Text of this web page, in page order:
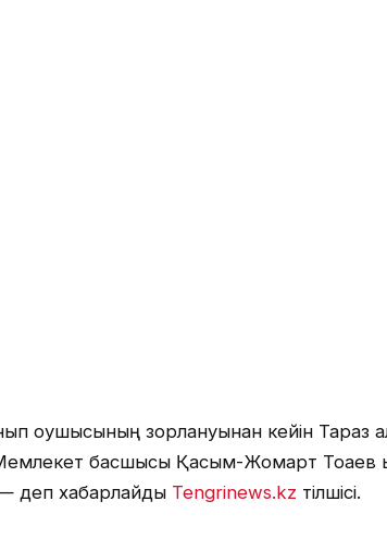
оқушысының зорлануынан кейін Тараз
басшысы Қасым-Жомарт Тоқаев
деп хабарлайды Tengrinews.kz тілшісі.